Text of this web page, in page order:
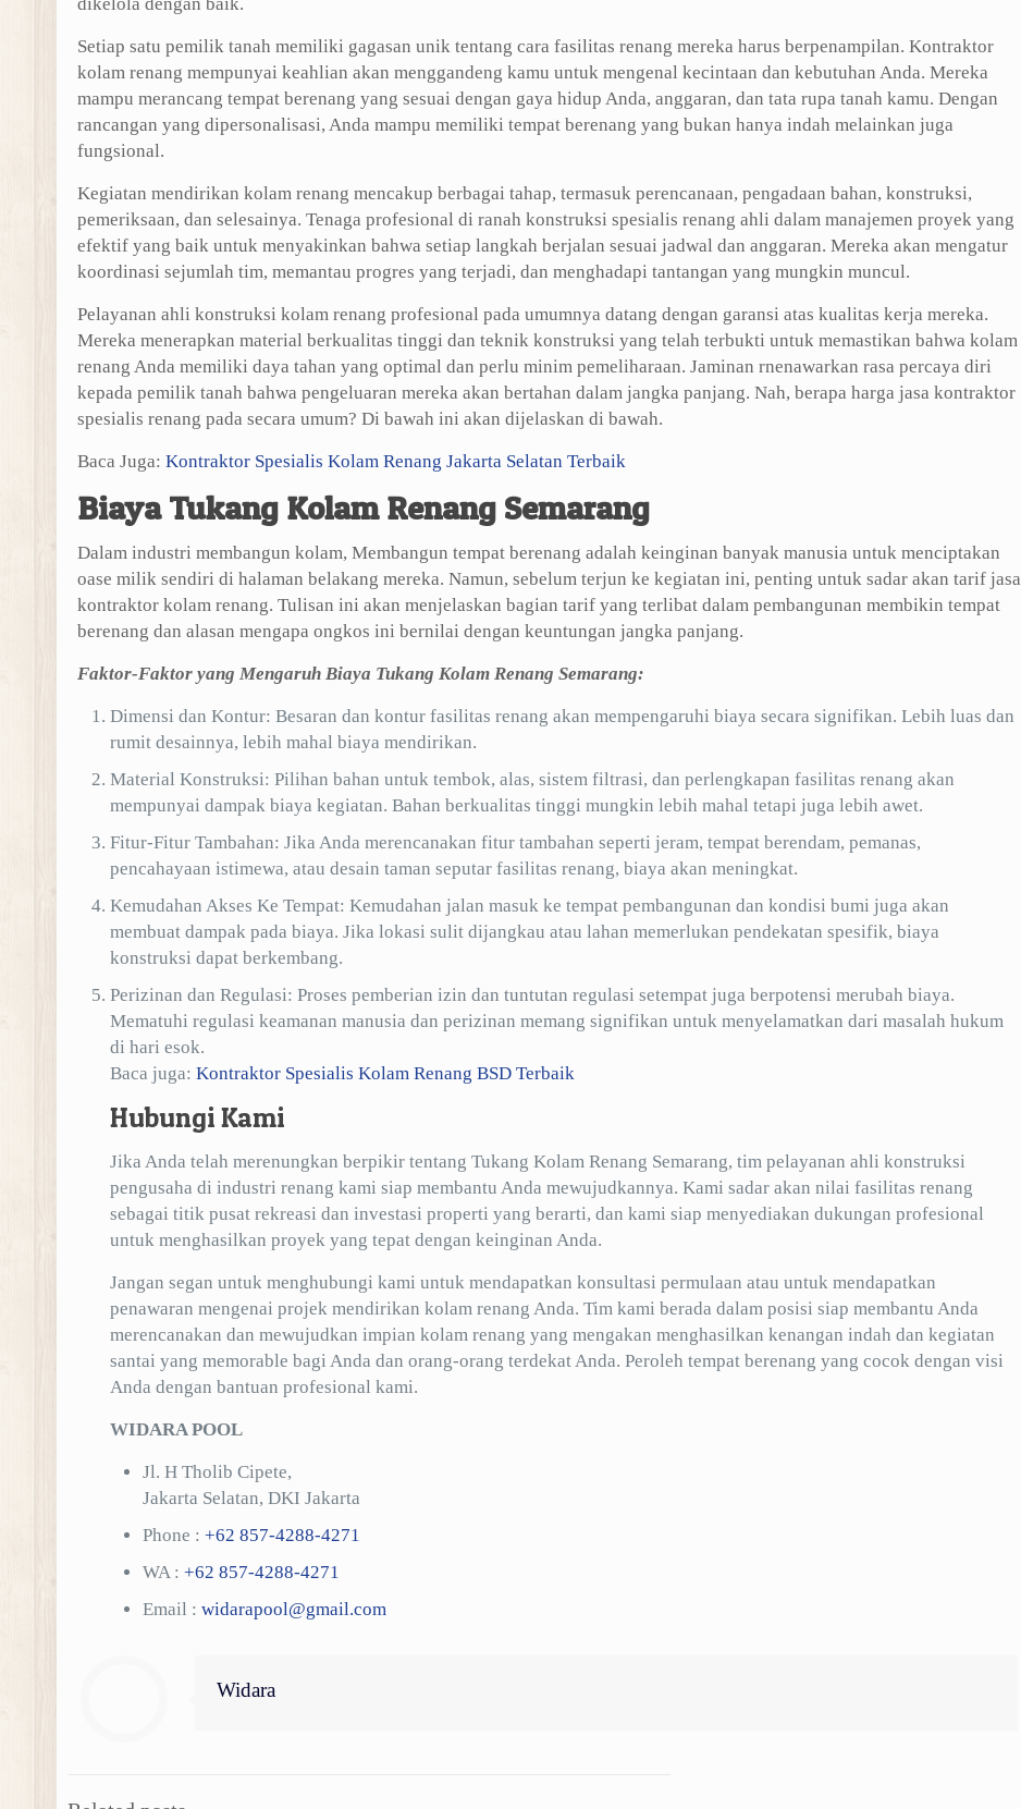
Setiap satu pemilik tanah memiliki gagasan unik tentang cara fasilitas renang mereka harus berpenampilan. Kontraktor
kolam renang mempunyai keahlian akan menggandeng kamu untuk mengenal kecintaan dan kebutuhan Anda. Mereka
mampu merancang tempat berenang yang sesuai dengan gaya hidup Anda, anggaran, dan tata rupa tanah kamu. Dengan
rancangan yang dipersonalisasi, Anda mampu memiliki tempat berenang yang bukan hanya indah melainkan juga
fungsional.
Kegiatan mendirikan kolam renang mencakup berbagai tahap, termasuk perencanaan, pengadaan bahan, konstruksi,
pemeriksaan, dan selesainya. Tenaga profesional di ranah konstruksi spesialis renang ahli dalam manajemen proyek yang
efektif yang baik untuk menyakinkan bahwa setiap langkah berjalan sesuai jadwal dan anggaran. Mereka akan mengatur
koordinasi sejumlah tim, memantau progres yang terjadi, dan menghadapi tantangan yang mungkin muncul.
Pelayanan ahli konstruksi kolam renang profesional pada umumnya datang dengan garansi atas kualitas kerja mereka.
Mereka menerapkan material berkualitas tinggi dan teknik konstruksi yang telah terbukti untuk memastikan bahwa kolam
renang Anda memiliki daya tahan yang optimal dan perlu minim pemeliharaan. Jaminan rnenawarkan rasa percaya diri
kepada pemilik tanah bahwa pengeluaran mereka akan bertahan dalam jangka panjang. Nah, berapa harga jasa kontraktor
spesialis renang pada secara umum? Di bawah ini akan dijelaskan di bawah.
Baca Juga: Kontraktor Spesialis Kolam Renang Jakarta Selatan Terbaik
Biaya Tukang Kolam Renang Semarang
Dalam industri membangun kolam, Membangun tempat berenang adalah keinginan banyak manusia untuk menciptakan
oase milik sendiri di halaman belakang mereka. Namun, sebelum terjun ke kegiatan ini, penting untuk sadar akan tarif jasa
kontraktor kolam renang. Tulisan ini akan menjelaskan bagian tarif yang terlibat dalam pembangunan membikin tempat
berenang dan alasan mengapa ongkos ini bernilai dengan keuntungan jangka panjang.
Faktor-Faktor yang Mengaruh Biaya Tukang Kolam Renang Semarang:
Dimensi dan Kontur: Besaran dan kontur fasilitas renang akan mempengaruhi biaya secara signifikan. Lebih luas dan
rumit desainnya, lebih mahal biaya mendirikan.
Material Konstruksi: Pilihan bahan untuk tembok, alas, sistem filtrasi, dan perlengkapan fasilitas renang akan
mempunyai dampak biaya kegiatan. Bahan berkualitas tinggi mungkin lebih mahal tetapi juga lebih awet.
Fitur-Fitur Tambahan: Jika Anda merencanakan fitur tambahan seperti jeram, tempat berendam, pemanas,
pencahayaan istimewa, atau desain taman seputar fasilitas renang, biaya akan meningkat.
Kemudahan Akses Ke Tempat: Kemudahan jalan masuk ke tempat pembangunan dan kondisi bumi juga akan
membuat dampak pada biaya. Jika lokasi sulit dijangkau atau lahan memerlukan pendekatan spesifik, biaya
konstruksi dapat berkembang.
Perizinan dan Regulasi: Proses pemberian izin dan tuntutan regulasi setempat juga berpotensi merubah biaya.
Mematuhi regulasi keamanan manusia dan perizinan memang signifikan untuk menyelamatkan dari masalah hukum
di hari esok.
Baca juga: Kontraktor Spesialis Kolam Renang BSD Terbaik
Hubungi Kami
Jika Anda telah merenungkan berpikir tentang Tukang Kolam Renang Semarang, tim pelayanan ahli konstruksi
pengusaha di industri renang kami siap membantu Anda mewujudkannya. Kami sadar akan nilai fasilitas renang
sebagai titik pusat rekreasi dan investasi properti yang berarti, dan kami siap menyediakan dukungan profesional
untuk menghasilkan proyek yang tepat dengan keinginan Anda.
Jangan segan untuk menghubungi kami untuk mendapatkan konsultasi permulaan atau untuk mendapatkan
penawaran mengenai projek mendirikan kolam renang Anda. Tim kami berada dalam posisi siap membantu Anda
merencanakan dan mewujudkan impian kolam renang yang mengakan menghasilkan kenangan indah dan kegiatan
santai yang memorable bagi Anda dan orang-orang terdekat Anda. Peroleh tempat berenang yang cocok dengan visi
Anda dengan bantuan profesional kami.
WIDARA POOL
Jl. H Tholib Cipete,
Jakarta Selatan, DKI Jakarta
Phone : +62 857-4288-4271
WA : +62 857-4288-4271
Email : widarapool@gmail.com
Widara